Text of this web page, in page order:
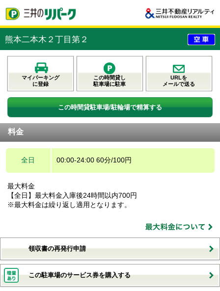
熊本二本木２丁目第２
マイパーキング
に登録
この時間貸し
駐車場に駐車
URLを
メールで送る
この時間貸駐車場/駐輪場で精算する
料金
全日 00:00-24:00 60分/100円
最大料金
【全日】最大料金入庫後24時間以内700円
※最大料金は繰り返し適用となります。
領収書の再発行申請
この駐車場のサービス券を購入する